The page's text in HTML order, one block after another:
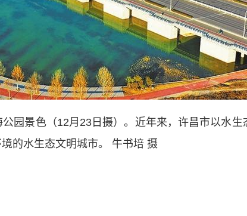
景色（12月23日摄）。近年来，许昌市以水生
的水生态文明城市。 牛书培 摄